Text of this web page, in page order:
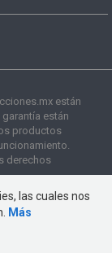
están
están
productos
derechos
las cuales nos
Más